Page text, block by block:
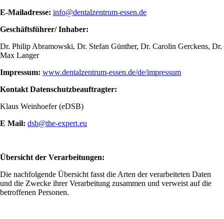
E-Mailadresse: info@dentalzentrum-essen.de
Geschäftsführer/ Inhaber:
Dr. Philip Abramowski, Dr. Stefan Günther, Dr. Carolin Gerckens, Dr.
Max Langer
Impressum: www.dentalzentrum-essen.de/de/impressum
Kontakt Datenschutzbeauftragter:
Klaus Weinhoefer (eDSB)
E Mail: dsb@the-expert.eu
Übersicht der Verarbeitungen:
Die nachfolgende Übersicht fasst die Arten der verarbeiteten Daten
und die Zwecke ihrer Verarbeitung zusammen und verweist auf die
betroffenen Personen.